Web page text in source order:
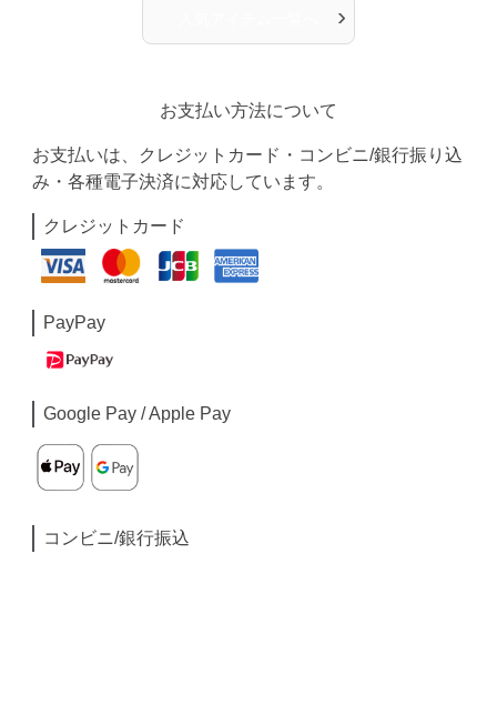
›
お支払い方法について
お支払いは、クレジットカード・コンビニ/銀行振り込
み・各種電子決済に対応しています。
クレジットカード
PayPay
Google Pay / Apple Pay
コンビニ/銀行振込